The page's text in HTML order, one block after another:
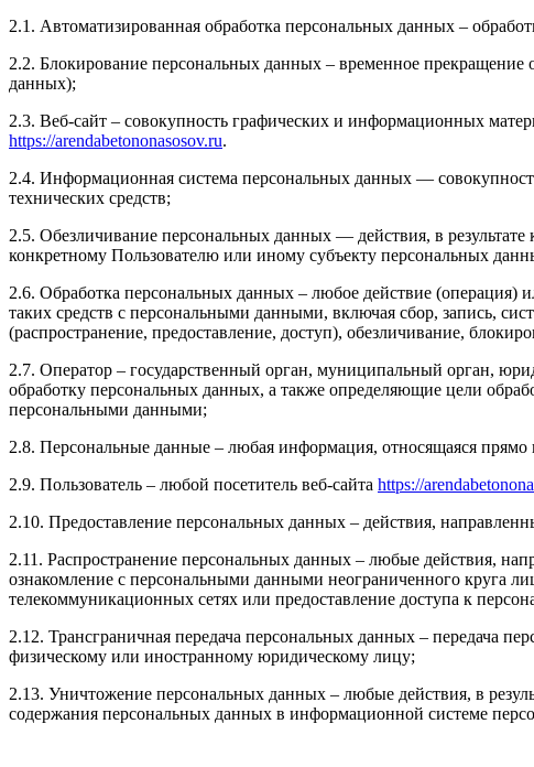
2.1. Автоматизированная обработка персональных данных –
2.2. Блокирование персональных данных – временное прекращение
данных);
2.3. Веб-сайт – совокупность графических и информационных
https://arendabetononasosov.ru.
2.4. Информационная система персональных данных —
технических средств;
2.5. Обезличивание персональных данных — действия, в
конкретному Пользователю или иному субъекту персональных
2.6. Обработка персональных данных – любое действие (операция)
таких средств с персональными данными, включая сбор, запись,
(распространение, предоставление, доступ), обезличивание,
2.7. Оператор – государственный орган, муниципальный орган,
обработку персональных данных, а также определяющие цели
персональными данными;
2.8. Персональные данные – любая информация, относящаяся
2.9. Пользователь – любой посетитель веб-сайта https://
2.10. Предоставление персональных данных – действия,
2.11. Распространение персональных данных – любые действия,
ознакомление с персональными данными неограниченного круга
телекоммуникационных сетях или предоставление доступа к
2.12. Трансграничная передача персональных данных – передача
физическому или иностранному юридическому лицу;
2.13. Уничтожение персональных данных – любые действия, в
содержания персональных данных в информационной системе